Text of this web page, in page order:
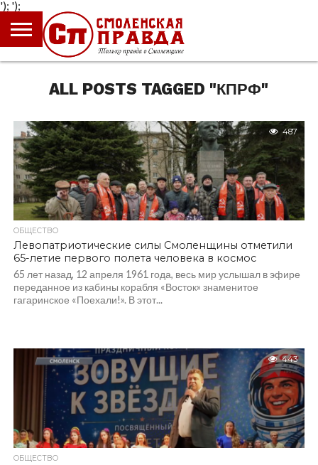
');
ГЛАВНАЯ
НОВОСТИ
ПРОИСШЕСТВИЯ
ПОЛИТИКА
КУЛЬТУРА
ЭКОНОМИКА
ОБЩЕСТВО
БЛОГИ
ALL POSTS TAGGED "КПРФ"
487
ОБЩЕСТВО
Левопатриотические силы Смоленщины отметили
65-летие первого полета человека в космос
65 лет назад, 12 апреля 1961 года, весь мир услышал в эфире
переданное из кабины корабля «Восток» знаменитое
гагаринское «Поехали!». В этот...
443
ОБЩЕСТВО
');